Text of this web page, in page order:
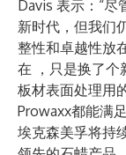
Davis 表示：“尽
新时代，但我们
整性和卓越性放
在 ，只是换了个
板材表面处理用
Prowaxx都能满
埃克森美孚将持